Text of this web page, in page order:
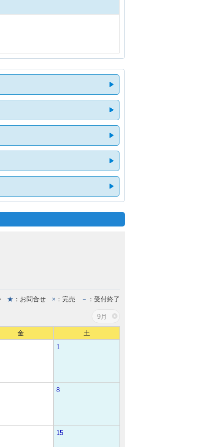
★ ：お問合せ × ：完売 － ：受付終了
9月
金
土
1
8
15